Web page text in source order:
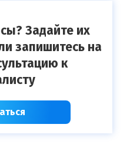
Задайте их
запишитесь на
к